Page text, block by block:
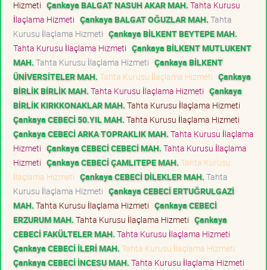
Hizmeti Çankaya BALGAT NASUH AKAR MAH. Tahta Kurusu
İlaçlama Hizmeti Çankaya BALGAT OĞUZLAR MAH. Tahta
Kurusu İlaçlama Hizmeti Çankaya BİLKENT BEYTEPE MAH.
Tahta Kurusu İlaçlama Hizmeti Çankaya BİLKENT MUTLUKENT
MAH. Tahta Kurusu İlaçlama Hizmeti Çankaya BİLKENT
ÜNİVERSİTELER MAH. Tahta Kurusu İlaçlama Hizmeti Çankaya
BİRLİK BİRLİK MAH. Tahta Kurusu İlaçlama Hizmeti Çankaya
BİRLİK KIRKKONAKLAR MAH. Tahta Kurusu İlaçlama Hizmeti
Çankaya CEBECİ 50.YIL MAH. Tahta Kurusu İlaçlama Hizmeti
Çankaya CEBECİ ARKA TOPRAKLIK MAH. Tahta Kurusu İlaçlama
Hizmeti Çankaya CEBECİ CEBECİ MAH. Tahta Kurusu İlaçlama
Hizmeti Çankaya CEBECİ ÇAMLITEPE MAH. Tahta Kurusu
İlaçlama Hizmeti Çankaya CEBECİ DİLEKLER MAH. Tahta
Kurusu İlaçlama Hizmeti Çankaya CEBECİ ERTUĞRULGAZİ
MAH. Tahta Kurusu İlaçlama Hizmeti Çankaya CEBECİ
ERZURUM MAH. Tahta Kurusu İlaçlama Hizmeti Çankaya
CEBECİ FAKÜLTELER MAH. Tahta Kurusu İlaçlama Hizmeti
Çankaya CEBECİ İLERİ MAH. Tahta Kurusu İlaçlama Hizmeti
Çankaya CEBECİ İNCESU MAH. Tahta Kurusu İlaçlama Hizmeti